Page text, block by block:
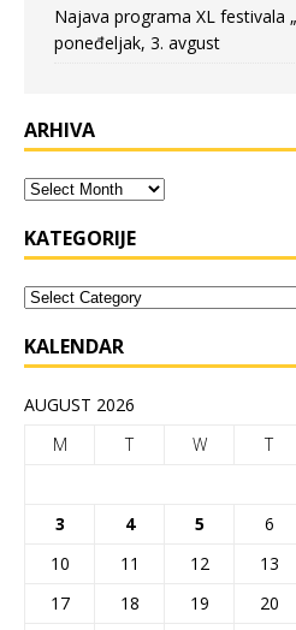
Najava programa XL festivala
poneđeljak, 3. avgust
ARHIVA
KATEGORIJE
KALENDAR
AUGUST 2026
M
T W T
3
4 5 6
10
11 12 13
17
18 19 20